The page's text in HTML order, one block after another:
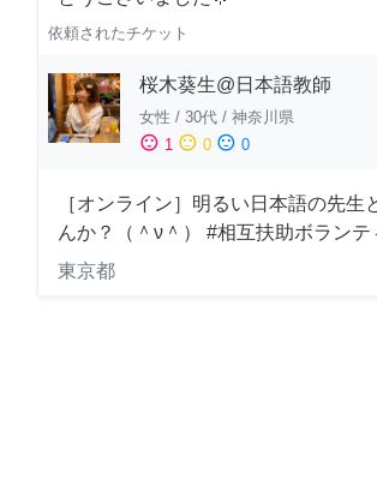
依頼されたチケット
桜木葵生@日本語教師
女性 / 30代 / 神奈川県
sentiment_satisfied 1 sentiment_neutral 0 sentiment_dissatisfied 0
［オンライン］明るい日本語の先生
んか？（＾ν＾） #相互扶助ボランテ
東京都